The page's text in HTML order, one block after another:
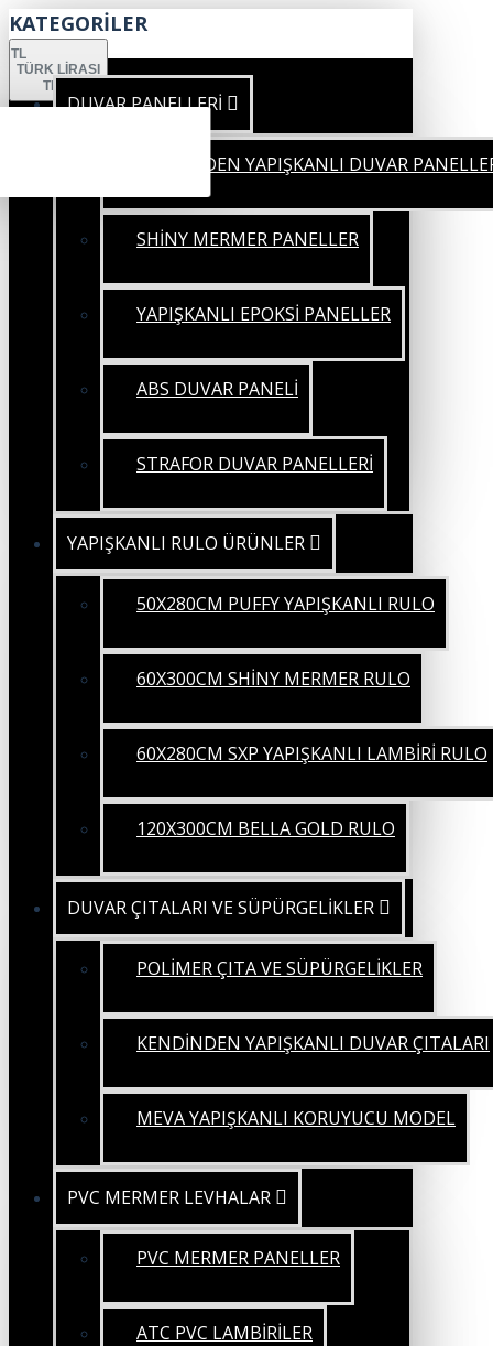
KATEGORİLER
TL
TÜRK LIRASI
TRY
DUVAR PANELLERİ
KENDİNDEN YAPIŞKANLI DUVAR
SHİNY MERMER PANELLER
YAPIŞKANLI EPOKSİ PANELLER
ABS DUVAR PANELİ
STRAFOR DUVAR PANELLERİ
YAPIŞKANLI RULO ÜRÜNLER
50X280CM PUFFY YAPIŞKANLI RULO
60X300CM SHİNY MERMER RULO
60X280CM SXP YAPIŞKANLI LAMBİRİ RULO
120X300CM BELLA GOLD RULO
DUVAR ÇITALARI VE SÜPÜRGELİKLER
POLİMER ÇITA VE SÜPÜRGELİKLER
KENDİNDEN YAPIŞKANLI DUVAR ÇITALARI
MEVA YAPIŞKANLI KORUYUCU MODEL
PVC MERMER LEVHALAR
PVC MERMER PANELLER
ATC PVC LAMBİRİLER